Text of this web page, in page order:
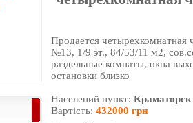
Продается четырехкомнатная
№13, 1/9 эт., 84/53/11 м2,
раздельные комнаты, окна
остановки близко
Населений пункт:Краматорск
Вартість:432000 грн